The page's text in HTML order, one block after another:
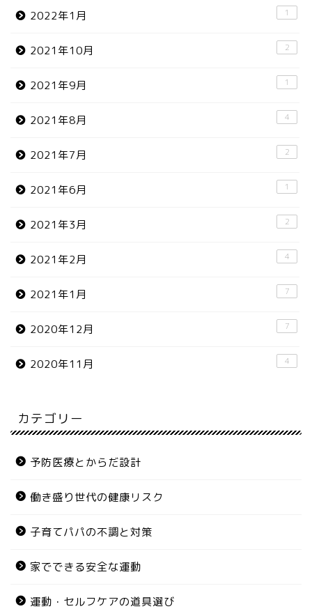
2022年1月 1
2021年10月 2
2021年9月 1
2021年8月 4
2021年7月 2
2021年6月 1
2021年3月 2
2021年2月 4
2021年1月 7
2020年12月 7
2020年11月 4
カテゴリー
予防医療とからだ設計
働き盛り世代の健康リスク
子育てパパの不調と対策
家でできる安全な運動
運動・セルフケアの道具選び